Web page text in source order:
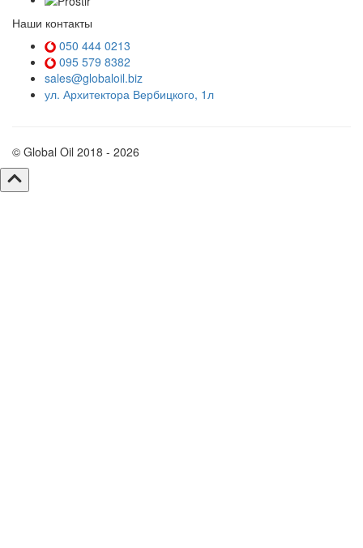
Наши контакты
050 444 0213
095 579 8382
sales@globaloil.biz
ул. Архитектора Вербицкого, 1л
© Global Oil 2018 - 2026